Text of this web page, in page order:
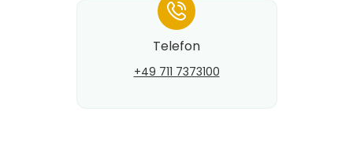
*
Telefon
+49 711 7373100